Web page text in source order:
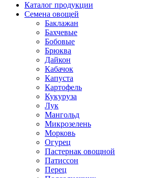
Каталог продукции
Семена овощей
Баклажан
Бахчевые
Бобовые
Брюква
Дайкон
Кабачок
Капуста
Картофель
Кукуруза
Лук
Мангольд
Микрозелень
Морковь
Огурец
Пастернак овощной
Патиссон
Перец